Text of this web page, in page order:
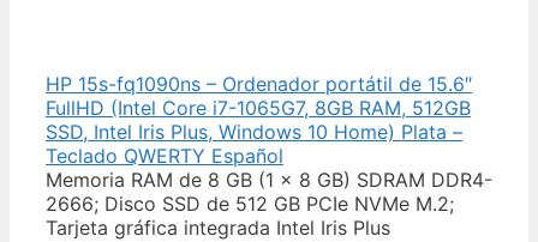
HP 15s-fq1090ns – Ordenador portátil de 15.6″
FullHD (Intel Core i7-1065G7, 8GB RAM, 512GB
SSD, Intel Iris Plus, Windows 10 Home) Plata –
Teclado QWERTY Español
Memoria RAM de 8 GB (1 x 8 GB) SDRAM DDR4-
2666; Disco SSD de 512 GB PCIe NVMe M.2;
Tarjeta gráfica integrada Intel Iris Plus